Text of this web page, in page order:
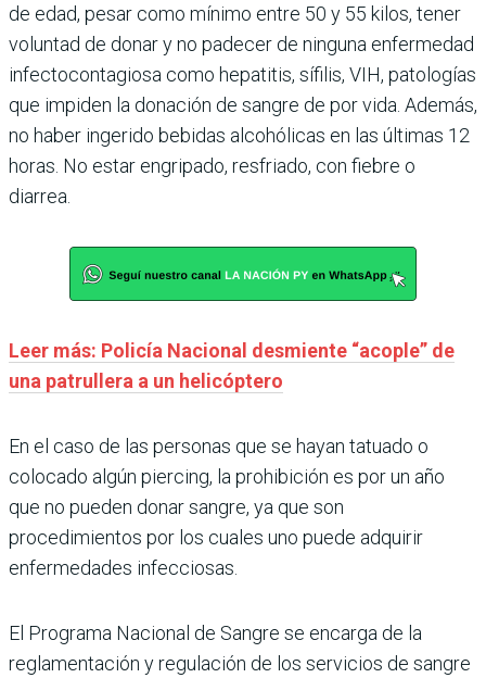
de edad, pesar como mínimo entre 50 y 55 kilos, tener
voluntad de donar y no padecer de ninguna enfermedad
infectocontagiosa como hepatitis, sífilis, VIH, patologías
que impiden la donación de sangre de por vida. Además,
no haber ingerido bebidas alcohólicas en las últimas 12
horas. No estar engripado, resfriado, con fiebre o
diarrea.
Leer más: Policía Nacional desmiente “acople” de
una patrullera a un helicóptero
En el caso de las personas que se hayan tatuado o
colocado algún piercing, la prohibición es por un año
que no pueden donar sangre, ya que son
procedimientos por los cuales uno puede adquirir
enfermedades infecciosas.
El Programa Nacional de Sangre se encarga de la
reglamentación y regulación de los servicios de sangre